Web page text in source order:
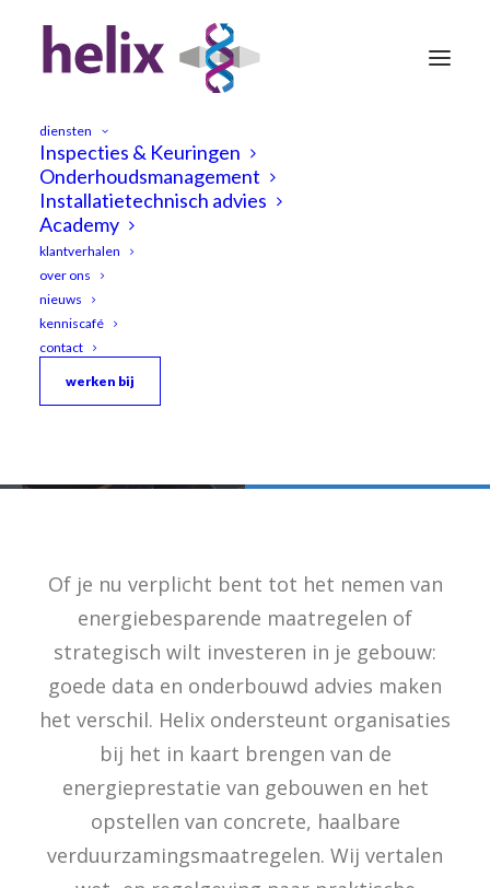
diensten
Inspecties & Keuringen
Onderhoudsmanagement
Installatietechnisch advies
Academy
klantverhalen
over ons
nieuws
kenniscafé
contact
werken bij
Duurzaamheidsadvies
Of je nu verplicht bent tot het nemen van
energiebesparende maatregelen of
strategisch wilt investeren in je gebouw:
goede data en onderbouwd advies maken
het verschil. Helix ondersteunt organisaties
bij het in kaart brengen van de
energieprestatie van gebouwen en het
opstellen van concrete, haalbare
verduurzamingsmaatregelen. Wij vertalen